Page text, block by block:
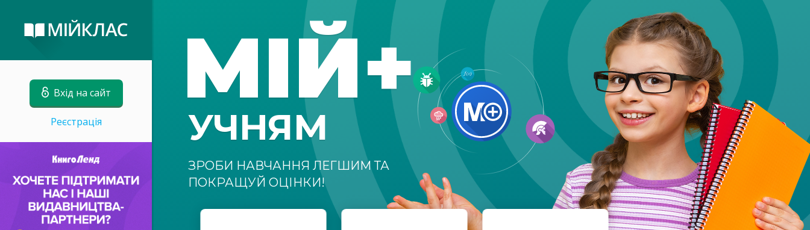
Вхід на сайт
Реєстрація
МІЙ+
УЧНЯМ
ЗРОБИ НАВЧАННЯ ЛЕГШИМ ТА
ПОКРАЩУЙ ОЦІНКИ!